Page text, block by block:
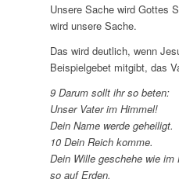
Unsere Sache wird Gottes
wird unsere Sache.
Das wird deutlich, wenn
Beispielgebet mitgibt, das
9 Darum sollt ihr so beten:
Unser Vater im Himmel!
Dein Name werde geheiligt.
10 Dein Reich komme.
Dein Wille geschehe wie im
so auf Erden.